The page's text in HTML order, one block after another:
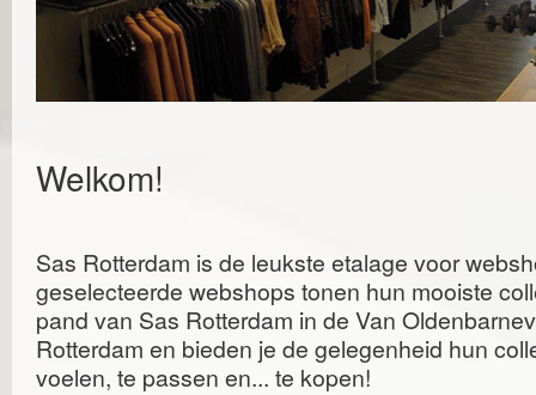
Welkom!
Sas Rotterdam is de leukste etalage voor
geselecteerde webshops tonen hun mooiste
pand van Sas Rotterdam in de Van
Rotterdam en bieden je de gelegenheid hun
voelen, te passen en... te kopen!